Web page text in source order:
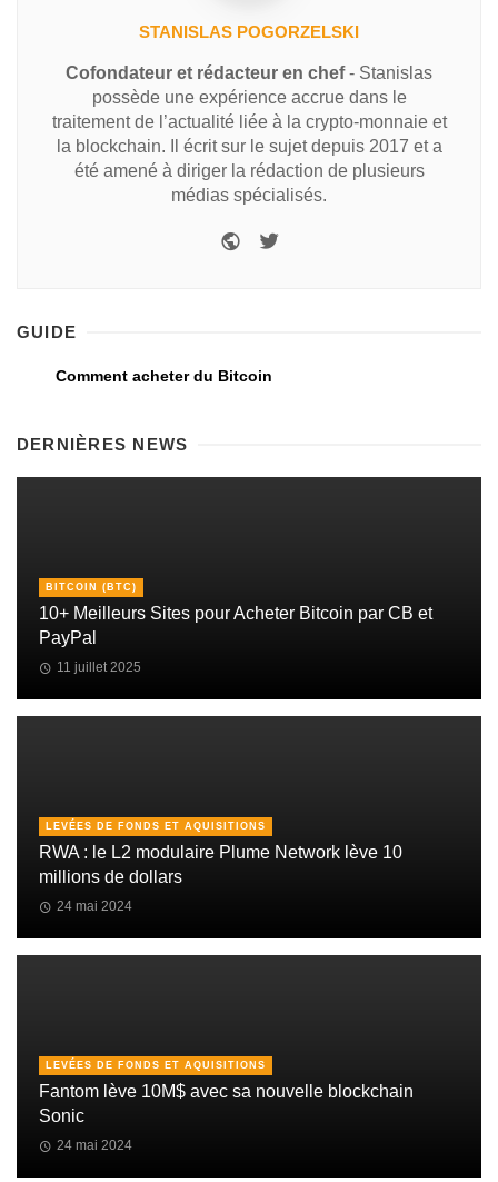
STANISLAS POGORZELSKI
Cofondateur et rédacteur en chef- Stanislas
possède une expérience accrue dans le
traitement de l’actualité liée à la crypto-monnaie et
la blockchain. Il écrit sur le sujet depuis 2017 et a
été amené à diriger la rédaction de plusieurs
médias spécialisés.
GUIDE
Comment acheter du Bitcoin
DERNIÈRES NEWS
BITCOIN (BTC)
10+ Meilleurs Sites pour Acheter Bitcoin par CB et
PayPal
11 juillet 2025
LEVÉES DE FONDS ET AQUISITIONS
RWA : le L2 modulaire Plume Network lève 10
millions de dollars
24 mai 2024
LEVÉES DE FONDS ET AQUISITIONS
Fantom lève 10M$ avec sa nouvelle blockchain
Sonic
24 mai 2024